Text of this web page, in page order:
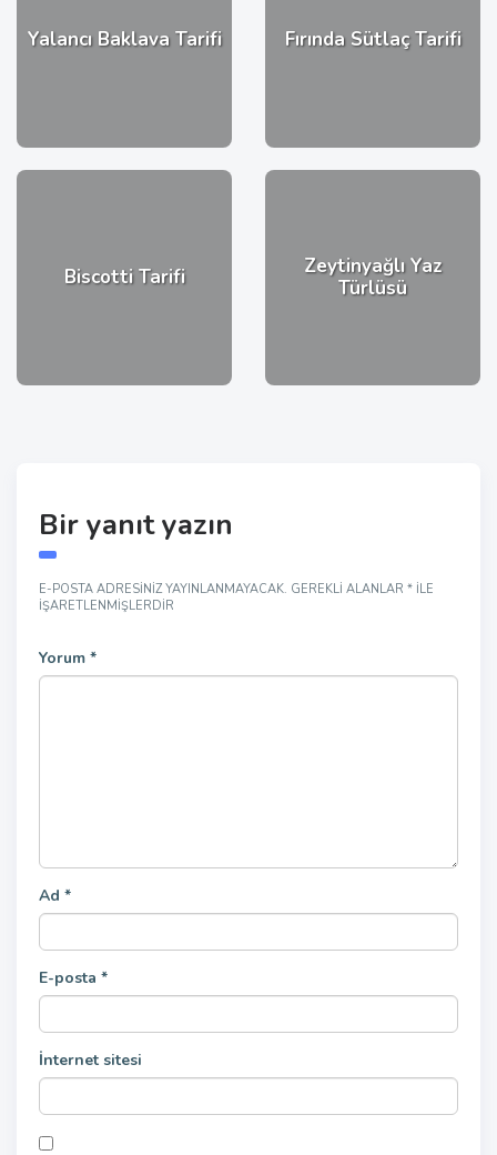
Yalancı Baklava Tarifi Fırında Sütlaç Tarifi
Biscotti Tarifi
Zeytinyağlı Yaz
Türlüsü
Bir yanıt yazın
E-POSTA ADRESINIZ YAYINLANMAYACAK. GEREKLI ALANLAR * ILE
IŞARETLENMIŞLERDIR
Yorum *
Ad *
E-posta *
İnternet sitesi